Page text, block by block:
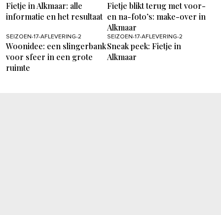
Fietje in Alkmaar: alle
informatie en het resultaat
Fietje blikt terug met voor-
en na-foto’s: make-over in
Alkmaar
SEIZOEN-17-AFLEVERING-2
Woonidee: een slingerbank
voor sfeer in een grote
ruimte
SEIZOEN-17-AFLEVERING-2
Sneak peek: Fietje in
Alkmaar